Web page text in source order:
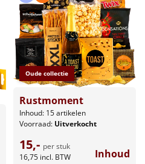
Oude collectie
Rustmoment
Inhoud: 15 artikelen
Voorraad: Uitverkocht
15,- per stuk
16,75 incl. BTW Inhoud